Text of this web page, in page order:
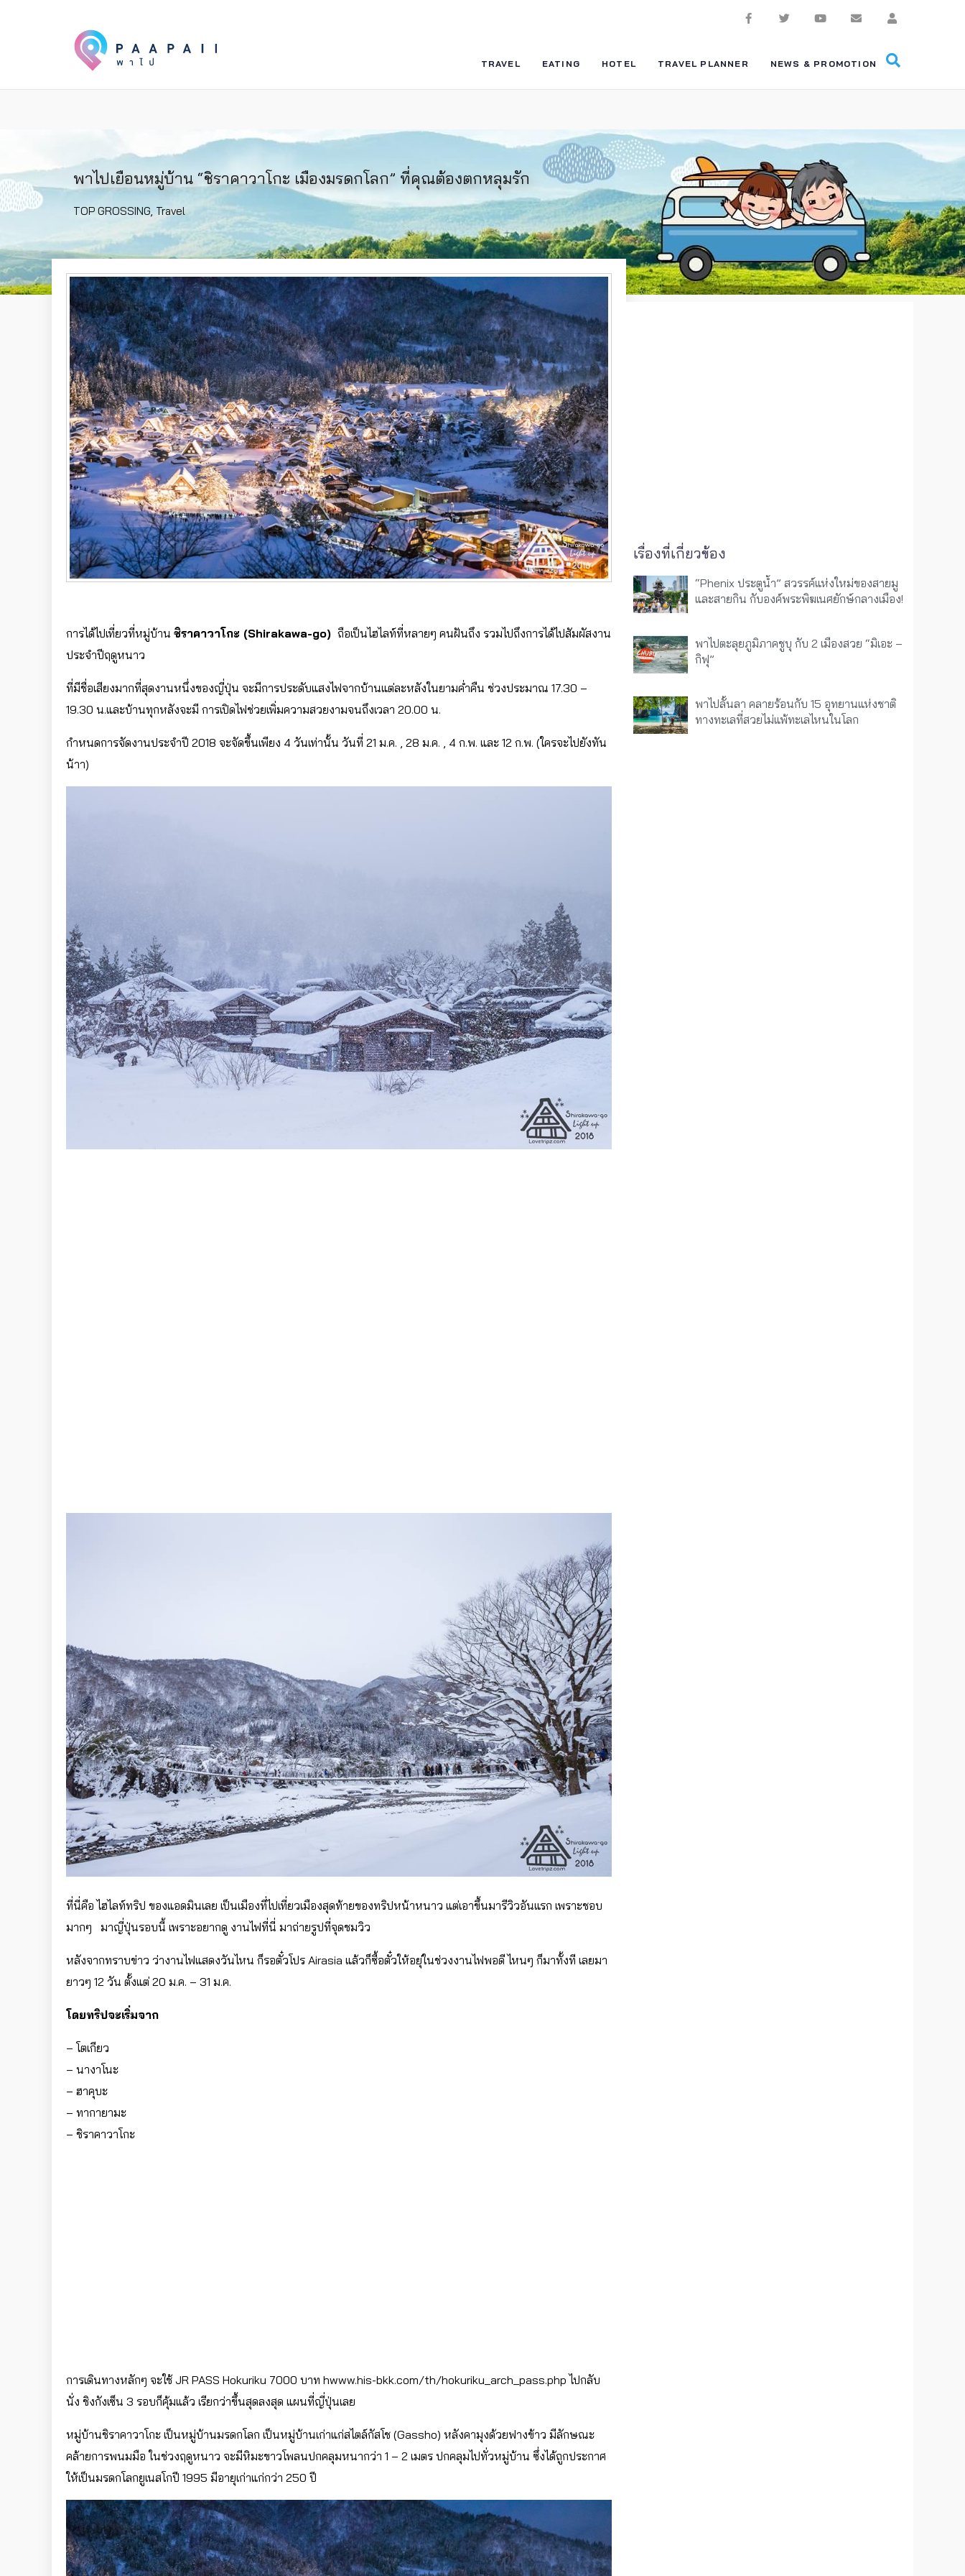
TRAVEL EATING HOTEL TRAVEL PLANNER NEWS & PROMOTION
พาไปเยือนหมู่บ้าน “ชิราคาวาโกะ เมืองมรดกโลก” ที่คุณต้องตกหลุมรัก
TOP GROSSING, Travel
การได้ไปเที่ยวที่หมู่บ้าน ชิราคาวาโกะ (Shirakawa-go) ถือเป็นไฮไลท์ที่หลายๆ คนฝันถึง รวมไปถึงการได้ไปสัมผัสงาน
ประจำปีฤดูหนาว
ที่มีชื่อเสียงมากที่สุดงานหนึ่งของญี่ปุ่น จะมีการประดับแสงไฟจากบ้านแต่ละหลังในยามค่ำคืน ช่วงประมาณ 17.30 –
19.30 น.และบ้านทุกหลังจะมี การเปิดไฟช่วยเพิ่มความสวยงามจนถึงเวลา 20.00 น.
กำหนดการจัดงานประจำปี 2018 จะจัดขึ้นเพียง 4 วันเท่านั้น วันที่ 21 ม.ค. , 28 ม.ค. , 4 ก.พ. และ 12 ก.พ. (ใครจะไปยังทัน
น้าา)
ที่นี่คือ ไฮไลท์ทริป ของแอดมินเลย เป็นเมืองที่ไปเที่ยวเมืองสุดท้ายของทริปหน้าหนาว แต่เอาขึ้นมารีวิวอันแรก เพราะชอบ
มากๆ มาญี่ปุ่นรอบนี้ เพราะอยากดู งานไฟที่นี่ มาถ่ายรูปที่จุดชมวิว
หลังจากทราบข่าว ว่างานไฟแสดงวันไหน ก็รอตั๋วโปร Airasia แล้วก็ซื้อตั๋วให้อยุ่ในช่วงงานไฟพอดี ไหนๆ ก็มาทั้งที เลยมา
ยาวๆ 12 วัน ตั้งแต่ 20 ม.ค. – 31 ม.ค.
โดยทริปจะเริ่มจาก
– โตเกียว
– นางาโนะ
– ฮาคุบะ
– ทากายามะ
– ชิราคาวาโกะ
การเดินทางหลักๆ จะใช้ JR PASS Hokuriku 7000 บาท hwww.his-bkk.com/th/hokuriku_arch_pass.phpไปกลับ
นั่ง ชิงกังเซ็น 3 รอบก็คุ้มแล้ว เรียกว่าขึ้นสุดลงสุด แผนที่ญี่ปุ่นเลย
หมู่บ้านชิราคาวาโกะ เป็นหมู่บ้านมรดกโลก เป็นหมู่บ้านเก่าแก่สไตล์กัสโช (Gassho) หลังคามุงด้วยฟางข้าว มีลักษณะ
คล้ายการพนมมือ ในช่วงฤดูหนาว จะมีหิมะขาวโพลนปกคลุมหนากว่า 1 – 2 เมตร ปกคลุมไปทั่วหมู่บ้าน ซึ่งได้ถูกประกาศ
ให้เป็นมรดกโลกยูเนสโกปี 1995 มีอายุเก่าแก่กว่า 250 ปี
เรื่องที่เกี่ยวข้อง
“Phenix ประตูน้ำ” สวรรค์แห่งใหม่ของสายมู
และสายกิน กับองค์พระพิฆเนศยักษ์กลางเมือง!
พาไปตะลุยภูมิภาคชูบุ กับ 2 เมืองสวย “มิเอะ –
กิฟุ”
พาไปลั้นลา คลายร้อนกับ 15 อุทยานแห่งชาติ
ทางทะเลที่สวยไม่แพ้ทะเลไหนในโลก